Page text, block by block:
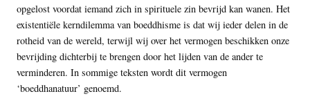
opgelost voordat iemand zich in spirituele zin bevrijd kan wanen. Het
existentiële kerndilemma van boeddhisme is dat wij ieder delen in de
rotheid van de wereld, terwijl wij over het vermogen beschikken onze
bevrijding dichterbij te brengen door het lijden van de ander te
verminderen. In sommige teksten wordt dit vermogen
‘boeddhanatuur’ genoemd.